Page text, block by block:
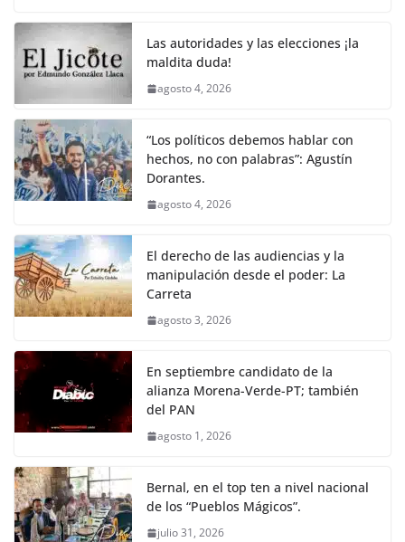
k
c
e
b
o
o
k
itt
er s
A
p
y
Li
k
gr e
Las autoridades y las elecciones ¡la
maldita duda!
agosto 4, 2026
“Los políticos debemos hablar con
hechos, no con palabras”: Agustín
Dorantes.
agosto 4, 2026
El derecho de las audiencias y la
manipulación desde el poder: La
Carreta
agosto 3, 2026
En septiembre candidato de la
alianza Morena-Verde-PT; también
del PAN
agosto 1, 2026
Bernal, en el top ten a nivel nacional
de los “Pueblos Mágicos”.
julio 31, 2026